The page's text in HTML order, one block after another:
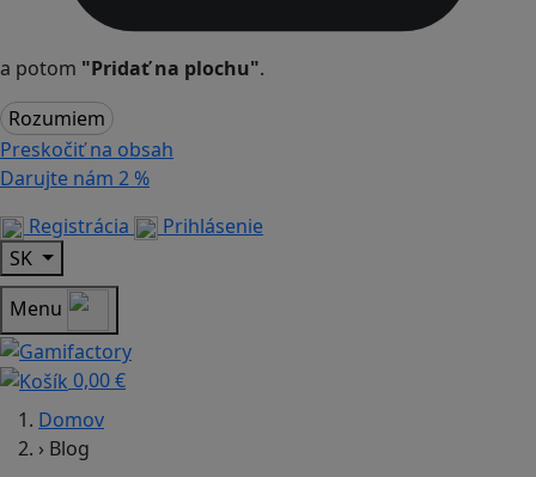
a potom "Pridať na plochu".
Rozumiem
Preskočiť na obsah
Darujte nám 2 %
Registrácia
Prihlásenie
SK
Menu
0,00 €
Domov
› Blog